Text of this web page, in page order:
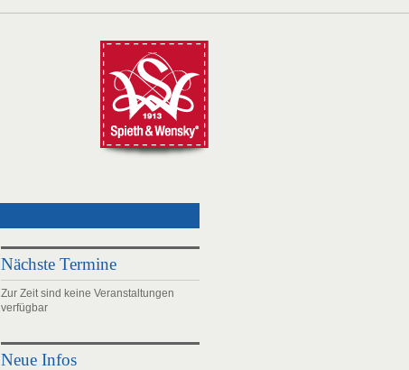
Nächste Termine
Zur Zeit sind keine Veranstaltungen
verfügbar
Neue Infos